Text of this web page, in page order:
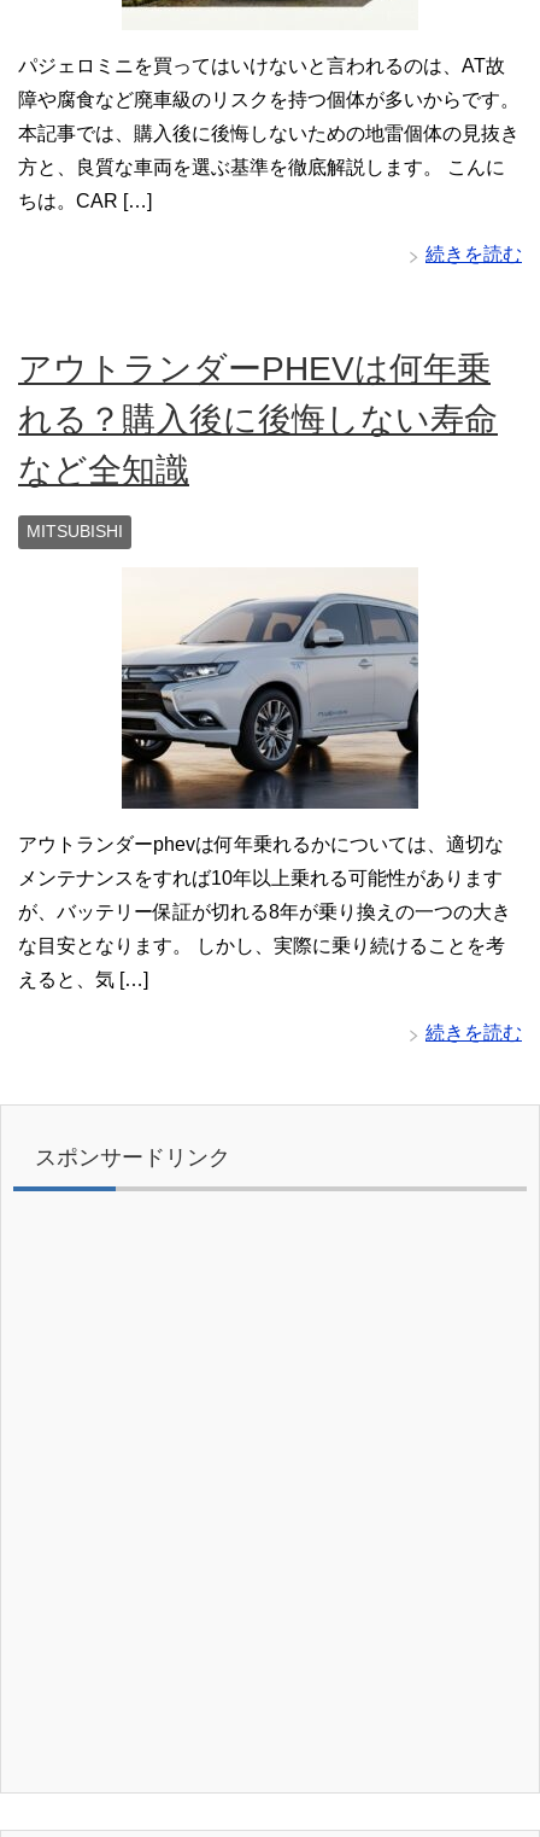
パジェロミニを買ってはいけないと言われるのは、AT故
障や腐食など廃車級のリスクを持つ個体が多いからです。
本記事では、購入後に後悔しないための地雷個体の見抜き
方と、良質な車両を選ぶ基準を徹底解説します。 こんに
ちは。CAR […]
続きを読む
アウトランダーPHEVは何年乗
れる？購入後に後悔しない寿命
など全知識
MITSUBISHI
アウトランダーphevは何年乗れるかについては、適切な
メンテナンスをすれば10年以上乗れる可能性があります
が、バッテリー保証が切れる8年が乗り換えの一つの大き
な目安となります。 しかし、実際に乗り続けることを考
えると、気 […]
続きを読む
スポンサードリンク